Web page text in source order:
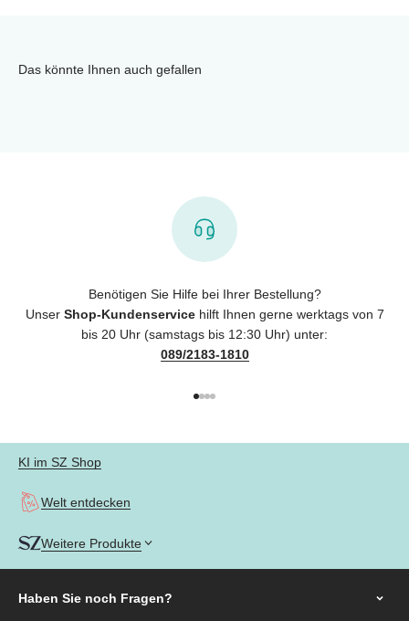
Das könnte Ihnen auch gefallen
Benötigen Sie Hilfe bei Ihrer Bestellung?
Unser Shop-Kundenservicehilft Ihnen gerne werktags von 7
bis 20 Uhr (samstags bis 12:30 Uhr) unter:
089/2183-1810
KI im SZ Shop
Welt entdecken
Weitere Produkte
Haben Sie noch Fragen?